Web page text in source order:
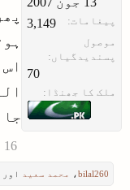
پیغامات: 3,149
موصول
پسندیدگیاں:
70
ملک کا جھنڈا:
bilal260، محمد سعید اور